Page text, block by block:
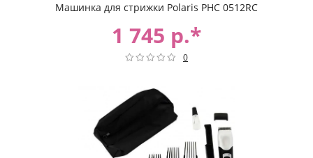
Машинка для стрижки Polaris PHC 0512RC
1 745 р.*
0